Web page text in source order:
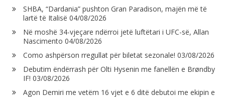
SHBA, “Dardania” pushton Gran Paradison, majën më të
lartë të Italisë 04/08/2026
Në moshë 34-vjeçare ndërroi jetë luftëtari i UFC-së, Allan
Nascimento 04/08/2026
Como ashpërson rregullat për biletat sezonale! 03/08/2026
Debutim ëndërrash për Olti Hysenin me fanellën e Brøndby
IF! 03/08/2026
Agon Demiri me vetëm 16 vjet e 6 ditë debutoi me ekipin e